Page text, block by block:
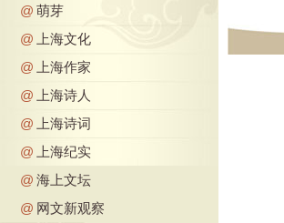
@ 萌芽
@
上海文化
@
上海作家
@
上海诗人
@
上海诗词
@
上海纪实
@ 海上文坛
@ 网文新观察